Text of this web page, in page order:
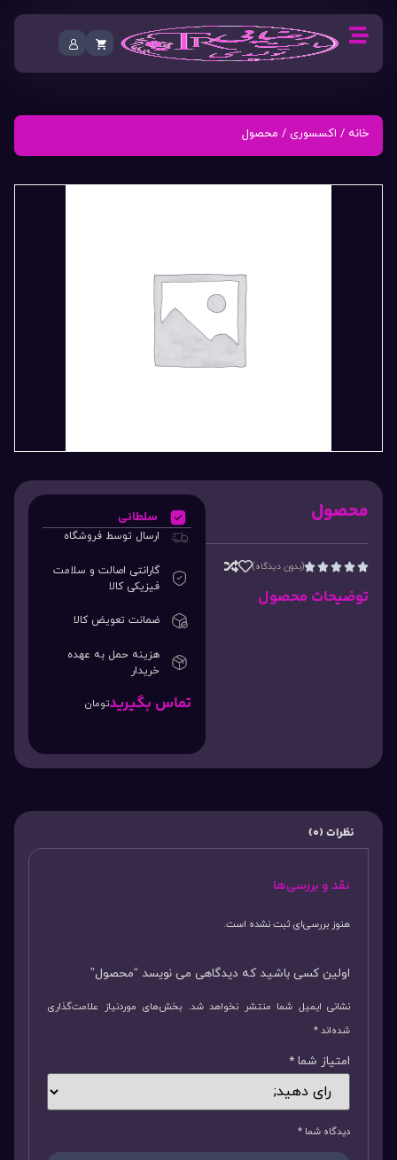
خانه / اکسسوری / محصول
محصول




(بدون دیدگاه)
توضیحات محصول
سلطانی
ارسال توسط فروشگاه
گارانتی اصالت و سلامت
فیزیکی کالا
ضمانت تعویض کالا
هزینه حمل به عهده
خریدار
تماس بگیریدتومان
نظرات (0)
نقد و بررسی‌ها
هنوز بررسی‌ای ثبت نشده است.
اولین کسی باشید که دیدگاهی می نویسد “محصول”
نشانی ایمیل شما منتشر نخواهد شد. بخش‌های موردنیاز علامت‌گذاری
شده‌اند*
امتیاز شما *
دیدگاه شما *